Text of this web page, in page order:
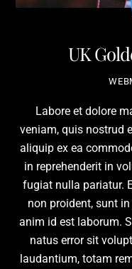
UK
Labore et dolore
veniam, quis nostrud
aliquip ex ea
in reprehenderit in
fugiat nulla pariatur.
non proident, sunt
anim id est laborum.
natus error sit
laudantium, totam